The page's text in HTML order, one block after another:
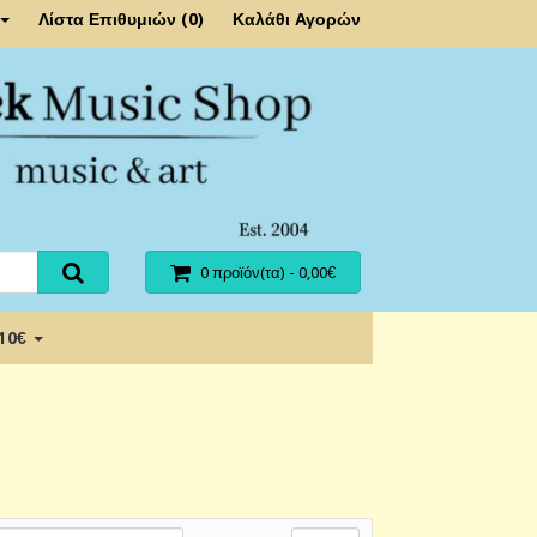
Λίστα Επιθυμιών (0) Καλάθι Αγορών
0 προϊόν(τα) - 0,00€